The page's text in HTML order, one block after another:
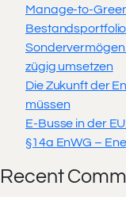
Manage-to-
zügig umsetzen
Die Zukunft der
müssen
E-Busse in der
§14a EnWG –
Recent